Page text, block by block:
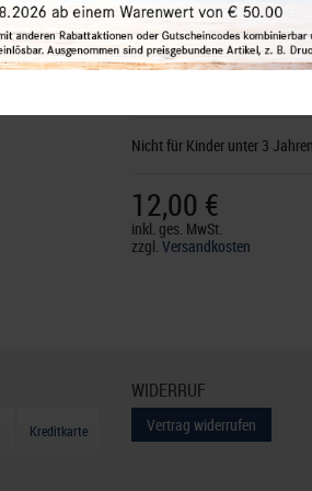
Rottweiler Str. 38
, 72355
Verantwortlich:LINDNER
Nicht für Kinder unter 3
12,00 €
inkl. ges. MwSt.
zzgl. Versandkosten
Kreditkarte
WIDERRUF
Vertrag widerrufen